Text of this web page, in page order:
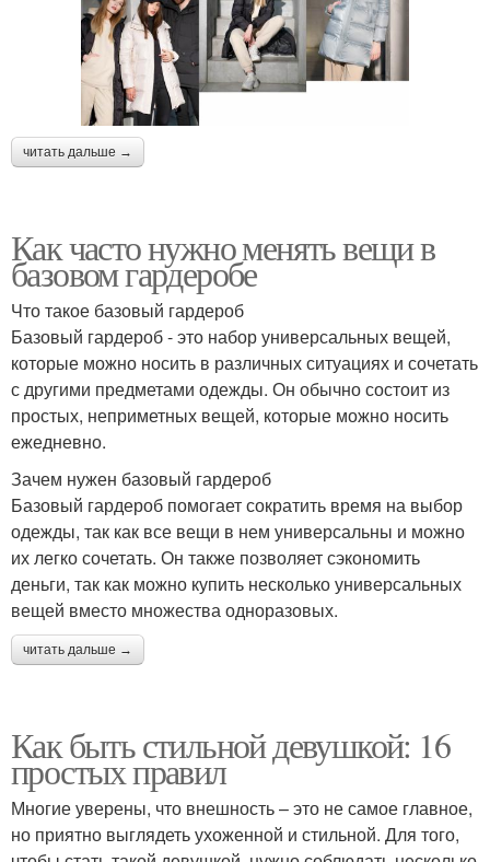
читать дальше →
Как часто нужно менять вещи в
базовом гардеробе
Что такое базовый гардероб
Базовый гардероб - это набор универсальных вещей,
которые можно носить в различных ситуациях и сочетать
с другими предметами одежды. Он обычно состоит из
простых, неприметных вещей, которые можно носить
ежедневно.
Зачем нужен базовый гардероб
Базовый гардероб помогает сократить время на выбор
одежды, так как все вещи в нем универсальны и можно
их легко сочетать. Он также позволяет сэкономить
деньги, так как можно купить несколько универсальных
вещей вместо множества одноразовых.
читать дальше →
Как быть стильной девушкой: 16
простых правил
Многие уверены, что внешность – это не самое главное,
но приятно выглядеть ухоженной и стильной. Для того,